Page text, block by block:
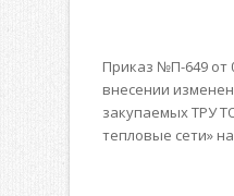
Приказ №П-649 от
внесении
закупаемых ТРУ
тепловые сети»